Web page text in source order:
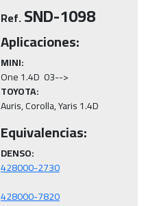
Ref.SND-1098
Aplicaciones:
MINI:
TOYOTA:
Auris, Corolla, Yaris 1.4D
Equivalencias:
DENSO:
428000-7820